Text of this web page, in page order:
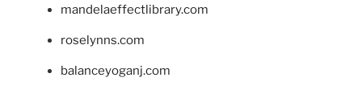
mandelaeffectlibrary.com
roselynns.com
balanceyoganj.com